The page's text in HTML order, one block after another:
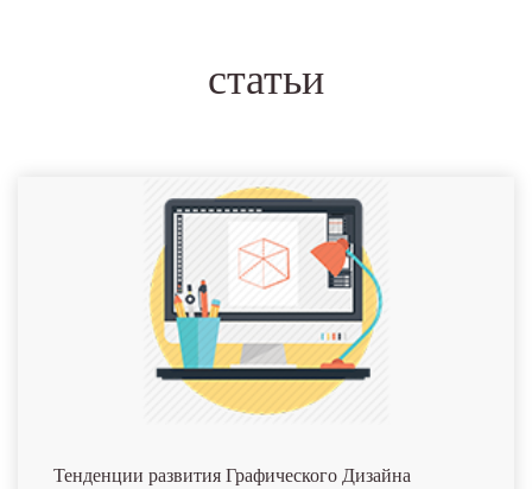
статьи
Тенденции развития Графического Дизайна